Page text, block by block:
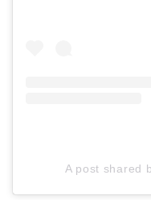
A post shared